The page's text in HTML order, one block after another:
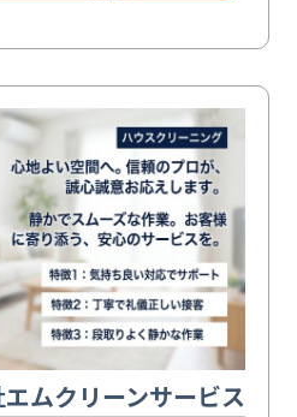
ムクリーンサービス